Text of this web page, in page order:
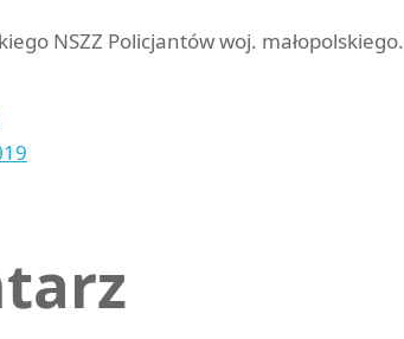
NSZZ Policjantów woj. małopolskiego.